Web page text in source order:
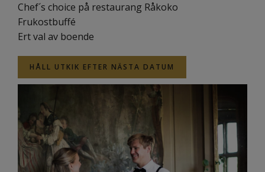
Chef´s choice på restaurang Råkoko
Frukostbuffé
Ert val av boende
HÅLL UTKIK EFTER NÄSTA DATUM